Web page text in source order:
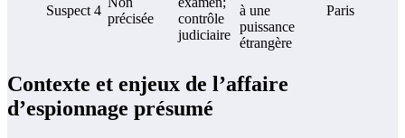
Suspect 4
précisée
contrôle
judiciaire
à une
puissance
étrangère
Paris
Contexte et enjeux de l’affaire
d’espionnage présumé